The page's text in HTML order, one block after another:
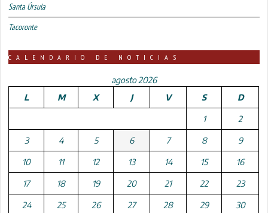
Santa Úrsula
Tacoronte
CALENDARIO DE NOTICIAS
agosto 2026
L
M X J V S D
1 2
3 4 5 6 7 8 9
10 11 12 13 14 15 16
17 18 19 20 21 22 23
24 25 26 27 28 29 30